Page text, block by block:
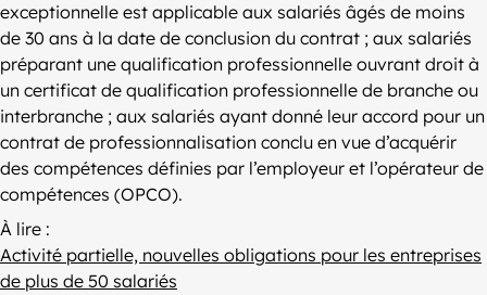
exceptionnelle est applicable aux salariés âgés de moins
de 30 ans à la date de conclusion du contrat ; aux salariés
préparant une qualification professionnelle ouvrant droit à
un certificat de qualification professionnelle de branche ou
interbranche ; aux salariés ayant donné leur accord pour un
contrat de professionnalisation conclu en vue d’acquérir
des compétences définies par l’employeur et l’opérateur de
compétences (OPCO).
À lire :
Activité partielle, nouvelles obligations pour les entreprises
de plus de 50 salariés